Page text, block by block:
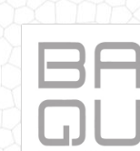
navegación
contenido